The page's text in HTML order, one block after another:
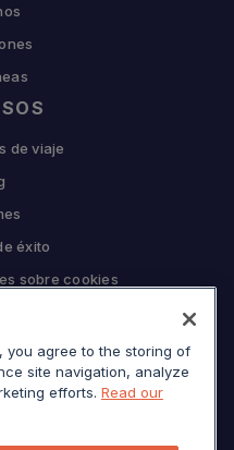
de viaje
éxito
sobre cookies
you agree to the storing of
site navigation, analyze
efforts. Read our